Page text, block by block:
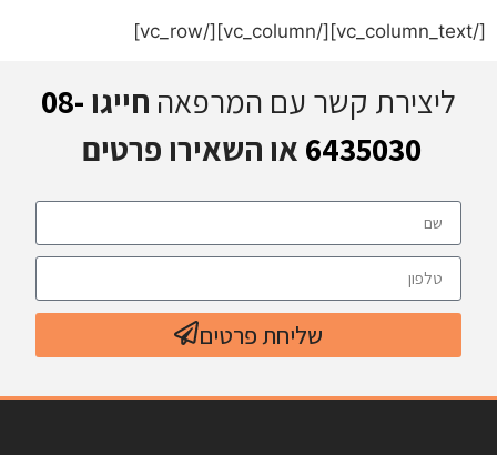
[/vc_column_text][/vc_column][/vc_row]
ליצירת קשר עם המרפאה חייגו 08-
6435030 או השאירו פרטים
שליחת פרטים